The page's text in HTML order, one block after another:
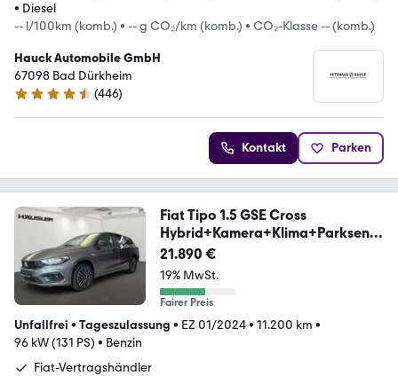
• Diesel
-- l/100km (komb.) • -- g CO₂/km (komb.) • CO₂-Klasse -- (komb.)
Hauck Automobile GmbH
67098 Bad Dürkheim
4.4 Sterne
(446)
Kontakt Parken
Fiat Tipo 1.5 GSE Cross
Hybrid+Kamera+Klima+Parksens
o
21.890 €
19% MwSt.
Fairer Preis
Unfallfrei • Tageszulassung • EZ 01/2024• 11.200 km •
96 kW (131 PS) • Benzin
Fiat-Vertragshändler